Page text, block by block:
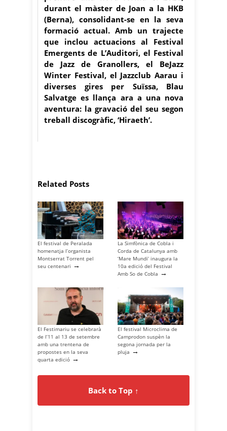
durant el màster de Joan a la HKB
(Berna), consolidant-se en la seva
formació actual. Amb un trajecte
que inclou actuacions al Festival
Emergents de L’Auditori, el Festival
de Jazz de Granollers, el BeJazz
Winter Festival, el Jazzclub Aarau i
diverses gires per Suïssa, Blau
Salvatge es llança ara a una nova
aventura: la gravació del seu segon
treball discogràfic, ‘Hiraeth’.
Related Posts
El festival de Peralada
homenatja l’organista
Montserrat Torrent pel
seu centenari →
La Simfònica de Cobla i
Corda de Catalunya amb
‘Mare Mundi’ inaugura la
10a edició del Festival
Amb So de Cobla →
El Festimariu se celebrarà
de l’11 al 13 de setembre
amb una trentena de
propostes en la seva
quarta edició →
El festival Microclima de
Camprodon suspèn la
segona jornada per la
pluja →
Back to Top ↑